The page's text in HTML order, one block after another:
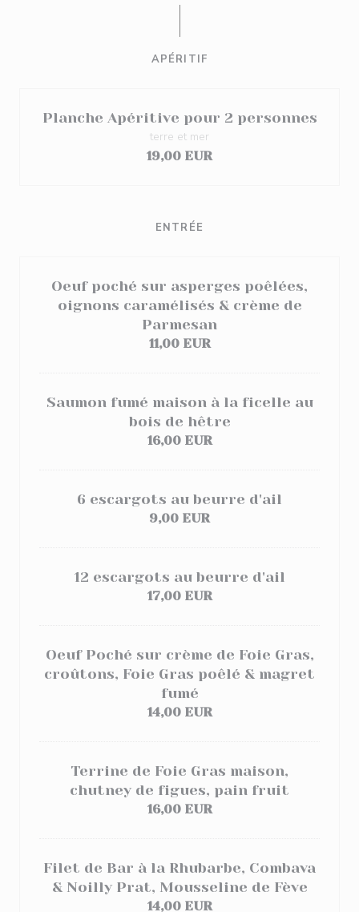
APÉRITIF
Planche Apéritive pour 2 personnes
terre et mer
19,00 EUR
ENTRÉE
Oeuf poché sur asperges poêlées,
oignons caramélisés & crème de
Parmesan
11,00 EUR
Saumon fumé maison à la ficelle au
bois de hêtre
16,00 EUR
6 escargots au beurre d'ail
9,00 EUR
12 escargots au beurre d'ail
17,00 EUR
Oeuf Poché sur crème de Foie Gras,
croûtons, Foie Gras poêlé & magret
fumé
14,00 EUR
Terrine de Foie Gras maison,
chutney de figues, pain fruit
16,00 EUR
Filet de Bar à la Rhubarbe, Combava
& Noilly Prat, Mousseline de Fève
14,00 EUR